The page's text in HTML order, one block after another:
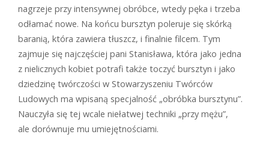
nagrzeje przy intensywnej obróbce, wtedy pęka i trzeba
odłamać nowe. Na końcu bursztyn poleruje się skórką
baranią, która zawiera tłuszcz, i finalnie filcem. Tym
zajmuje się najczęściej pani Stanisława, która jako jedna
z nielicznych kobiet potrafi także toczyć bursztyn i jako
dziedzinę twórczości w Stowarzyszeniu Twórców
Ludowych ma wpisaną specjalność „obróbka bursztynu”.
Nauczyła się tej wcale niełatwej techniki „przy mężu”,
ale dorównuje mu umiejętnościami.